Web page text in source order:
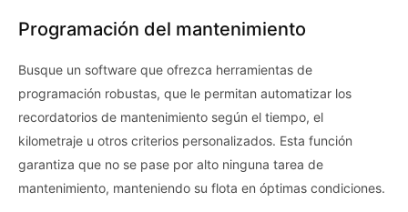
Programación del mantenimiento
Busque un software que ofrezca herramientas de
programación robustas, que le permitan automatizar los
recordatorios de mantenimiento según el tiempo, el
kilometraje u otros criterios personalizados. Esta función
garantiza que no se pase por alto ninguna tarea de
mantenimiento, manteniendo su flota en óptimas condiciones.